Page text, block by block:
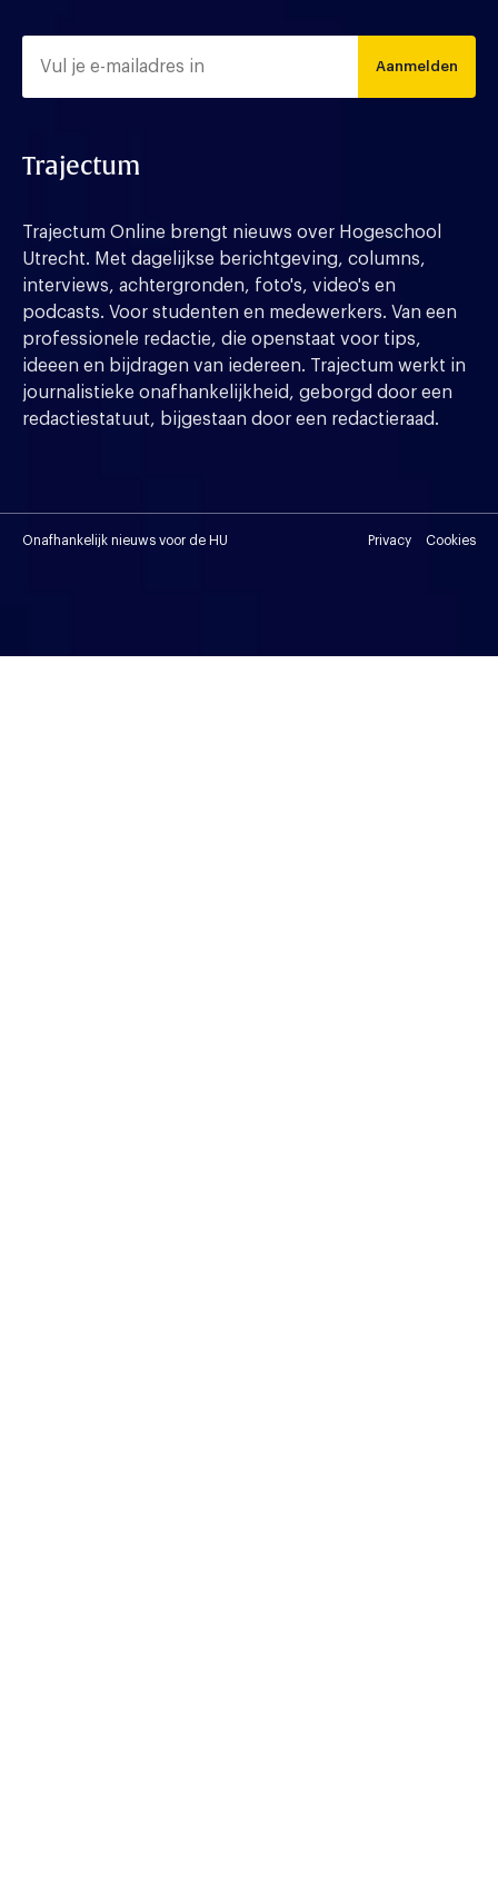
Aanmelden
Trajectum
Trajectum Online brengt nieuws over Hogeschool
Utrecht. Met dagelijkse berichtgeving, columns,
interviews, achtergronden, foto's, video's en
podcasts. Voor studenten en medewerkers. Van een
professionele redactie, die openstaat voor tips,
ideeen en bijdragen van iedereen. Trajectum werkt in
journalistieke onafhankelijkheid, geborgd door een
redactiestatuut, bijgestaan door een redactieraad.
Onafhankelijk nieuws voor de HU Privacy Cookies